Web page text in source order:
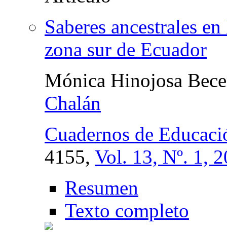
Saberes ancestrales
zona sur de Ecuador
Mónica Hinojosa
Chalán
Cuadernos de
4155, Vol. 13, Nº. 1,
Resumen
Texto completo